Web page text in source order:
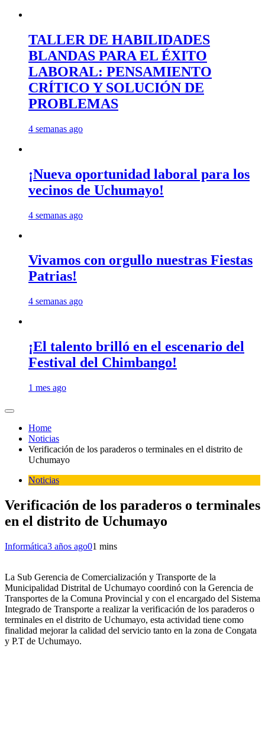
TALLER DE HABILIDADES
BLANDAS PARA EL ÉXITO
LABORAL: PENSAMIENTO
CRÍTICO Y SOLUCIÓN DE
PROBLEMAS
4 semanas ago
¡Nueva oportunidad laboral para los
vecinos de Uchumayo!
4 semanas ago
Vivamos con orgullo nuestras Fiestas
Patrias!
4 semanas ago
¡El talento brilló en el escenario del
Festival del Chimbango!
1 mes ago
Home
Noticias
Verificación de los paraderos o terminales en el distrito de
Uchumayo
Noticias
Verificación de los paraderos o terminales
en el distrito de Uchumayo
Informática3 años ago01 mins
La Sub Gerencia de Comercialización y Transporte de la
Municipalidad Distrital de Uchumayo coordinó con la Gerencia de
Transportes de la Comuna Provincial y con el encargado del Sistema
Integrado de Transporte a realizar la verificación de los paraderos o
terminales en el distrito de Uchumayo, esta actividad tiene como
finalidad mejorar la calidad del servicio tanto en la zona de Congata
y P.T de Uchumayo.